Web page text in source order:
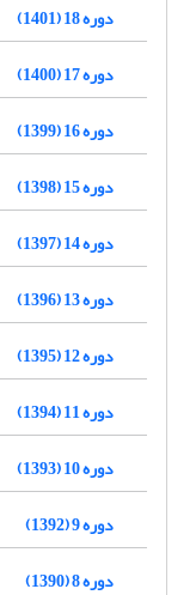
دوره 18 (1401)
دوره 17 (1400)
دوره 16 (1399)
دوره 15 (1398)
دوره 14 (1397)
دوره 13 (1396)
دوره 12 (1395)
دوره 11 (1394)
دوره 10 (1393)
دوره 9 (1392)
دوره 8 (1390)